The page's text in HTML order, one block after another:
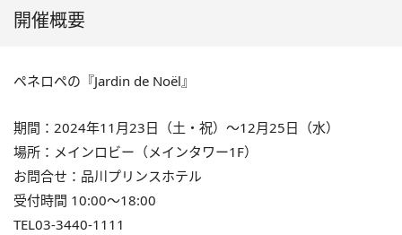
開催概要
ペネロペの『Jardin de Noël』
期間：2024年11月23日（土・祝）～12月25日（水）
場所：メインロビー（メインタワー1F）
お問合せ：品川プリンスホテル
受付時間 10:00～18:00
TEL03-3440-1111